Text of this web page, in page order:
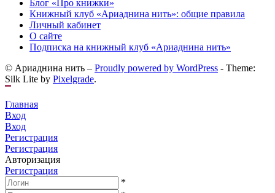
Блог «Про книжки»
Книжный клуб «Ариаднина нить»: общие правила
Личный кабинет
О сайте
Подписка на книжный клуб «Ариаднина нить»
© Ариаднина нить – Proudly powered by WordPress - Theme:
Silk Lite by Pixelgrade.
Главная
Вход
Вход
Регистрация
Регистрация
Авторизация
Регистрация
*